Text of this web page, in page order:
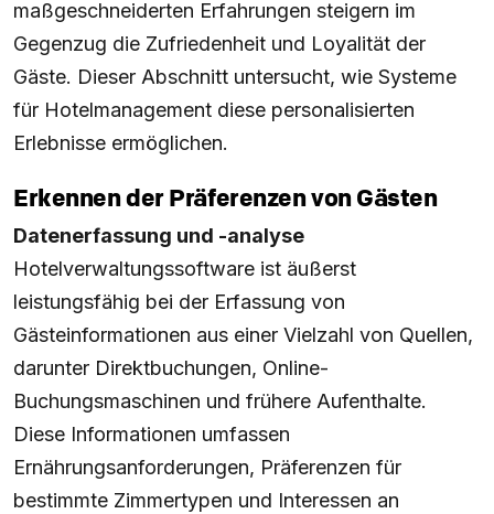
maßgeschneiderten Erfahrungen steigern im
Gegenzug die Zufriedenheit und Loyalität der
Gäste. Dieser Abschnitt untersucht, wie Systeme
für Hotelmanagement diese personalisierten
Erlebnisse ermöglichen.
Erkennen der Präferenzen von Gästen
Datenerfassung und -analyse
Hotelverwaltungssoftware ist äußerst
leistungsfähig bei der Erfassung von
Gästeinformationen aus einer Vielzahl von Quellen,
darunter Direktbuchungen, Online-
Buchungsmaschinen und frühere Aufenthalte.
Diese Informationen umfassen
Ernährungsanforderungen, Präferenzen für
bestimmte Zimmertypen und Interessen an